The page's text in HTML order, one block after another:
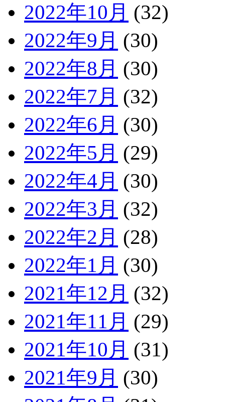
2022年10月 (32)
2022年9月 (30)
2022年8月 (30)
2022年7月 (32)
2022年6月 (30)
2022年5月 (29)
2022年4月 (30)
2022年3月 (32)
2022年2月 (28)
2022年1月 (30)
2021年12月 (32)
2021年11月 (29)
2021年10月 (31)
2021年9月 (30)